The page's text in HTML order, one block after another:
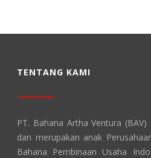
TENTANG KAMI
PT. Bahana Artha Ventura
dan merupakan anak
Bahana Pembinaan Usaha